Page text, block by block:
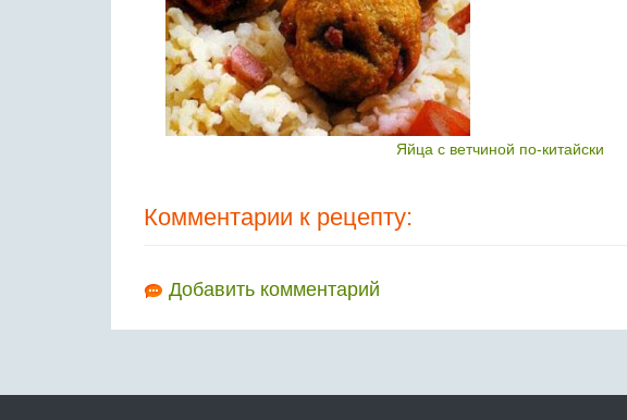
Яйца с ветчиной по-китайски
Комментарии к рецепту:
Добавить комментарий